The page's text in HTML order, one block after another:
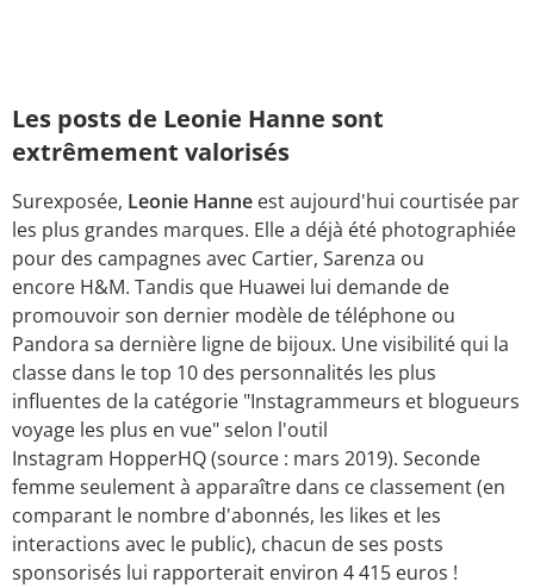
Les posts de Leonie Hanne sont
extrêmement valorisés
Surexposée, Leonie Hanne est aujourd'hui courtisée par
les plus grandes marques. Elle a déjà été photographiée
pour des campagnes avec Cartier, Sarenza ou
encore H&M. Tandis que Huawei lui demande de
promouvoir son dernier modèle de téléphone ou
Pandora sa dernière ligne de bijoux. Une visibilité qui la
classe dans le top 10 des personnalités les plus
influentes de la catégorie "Instagrammeurs et blogueurs
voyage les plus en vue" selon l'outil
Instagram HopperHQ (source : mars 2019). Seconde
femme seulement à apparaître dans ce classement (en
comparant le nombre d'abonnés, les likes et les
interactions avec le public), chacun de ses posts
sponsorisés lui rapporterait environ 4 415 euros !